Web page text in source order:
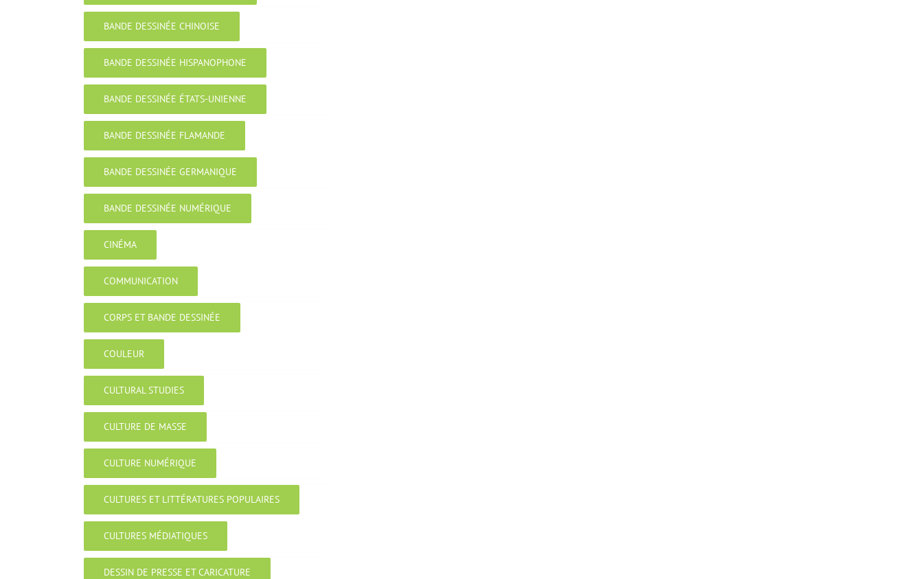
BANDE DESSINÉE CHINOISE
BANDE DESSINÉE HISPANOPHONE
BANDE DESSINÉE ÉTATS-UNIENNE
BANDE DESSINÉE FLAMANDE
BANDE DESSINÉE GERMANIQUE
BANDE DESSINÉE NUMÉRIQUE
CINÉMA
COMMUNICATION
CORPS ET BANDE DESSINÉE
COULEUR
CULTURAL STUDIES
CULTURE DE MASSE
CULTURE NUMÉRIQUE
CULTURES ET LITTÉRATURES POPULAIRES
CULTURES MÉDIATIQUES
DESSIN DE PRESSE ET CARICATURE